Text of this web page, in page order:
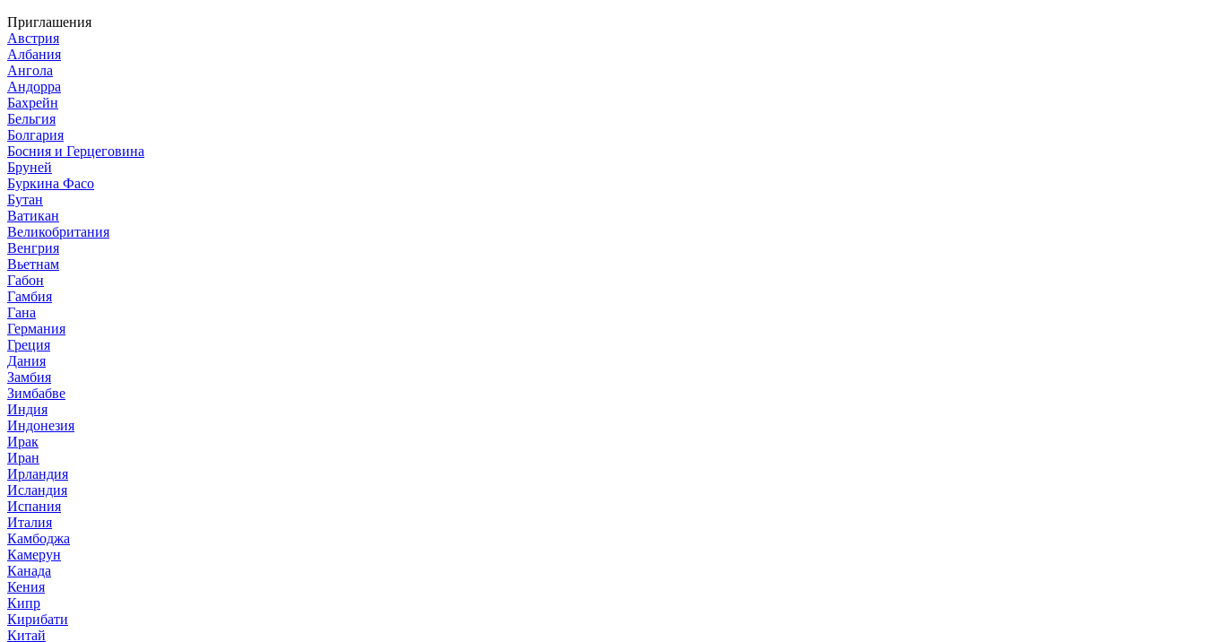
Приглашения
Австрия
Албания
Ангола
Андорра
Бахрейн
Бельгия
Болгария
Босния и Герцеговина
Бруней
Буркина Фасо
Бутан
Ватикан
Великобритания
Венгрия
Вьетнам
Габон
Гамбия
Гана
Германия
Греция
Дания
Замбия
Зимбабве
Индия
Индонезия
Ирак
Иран
Ирландия
Исландия
Испания
Италия
Камбоджа
Камерун
Канада
Кения
Кипр
Кирибати
Китай